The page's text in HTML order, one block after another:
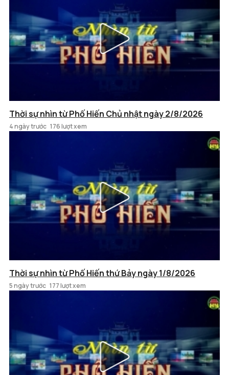
Thời sự nhìn từ Phố Hiến Chủ nhật ngày 2/8/2026
4 ngày trước 176 lượt xem
Thời sự nhìn từ Phố Hiến thứ Bảy ngày 1/8/2026
5 ngày trước 177 lượt xem